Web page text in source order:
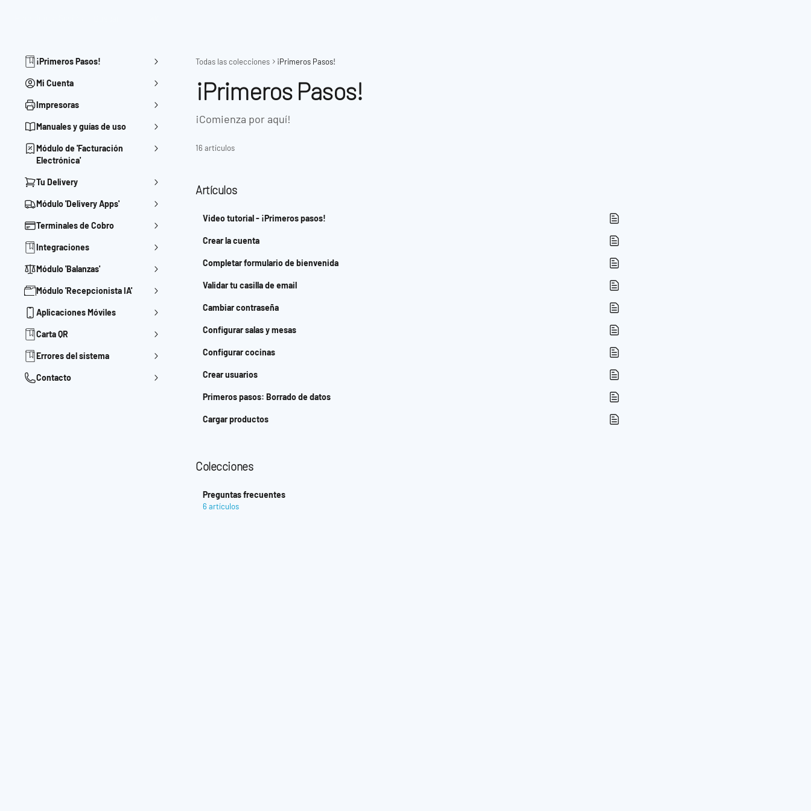
¡Primeros Pasos!
Mi Cuenta
Impresoras
Manuales y guías de uso
Módulo de 'Facturación
Electrónica'
Tu Delivery
Módulo 'Delivery Apps'
Terminales de Cobro
Integraciones
Módulo 'Balanzas'
Módulo 'Recepcionista IA'
Aplicaciones Móviles
Carta QR
Errores del sistema
Contacto
Todas las colecciones ¡Primeros Pasos!
¡Primeros Pasos!
¡Comienza por aquí!
16 artículos
Artículos
Video tutorial - ¡Primeros pasos!
Crear la cuenta
Completar formulario de bienvenida
Validar tu casilla de email
Cambiar contraseña
Configurar salas y mesas
Configurar cocinas
Crear usuarios
Primeros pasos: Borrado de datos
Cargar productos
Colecciones
Preguntas frecuentes
6 artículos